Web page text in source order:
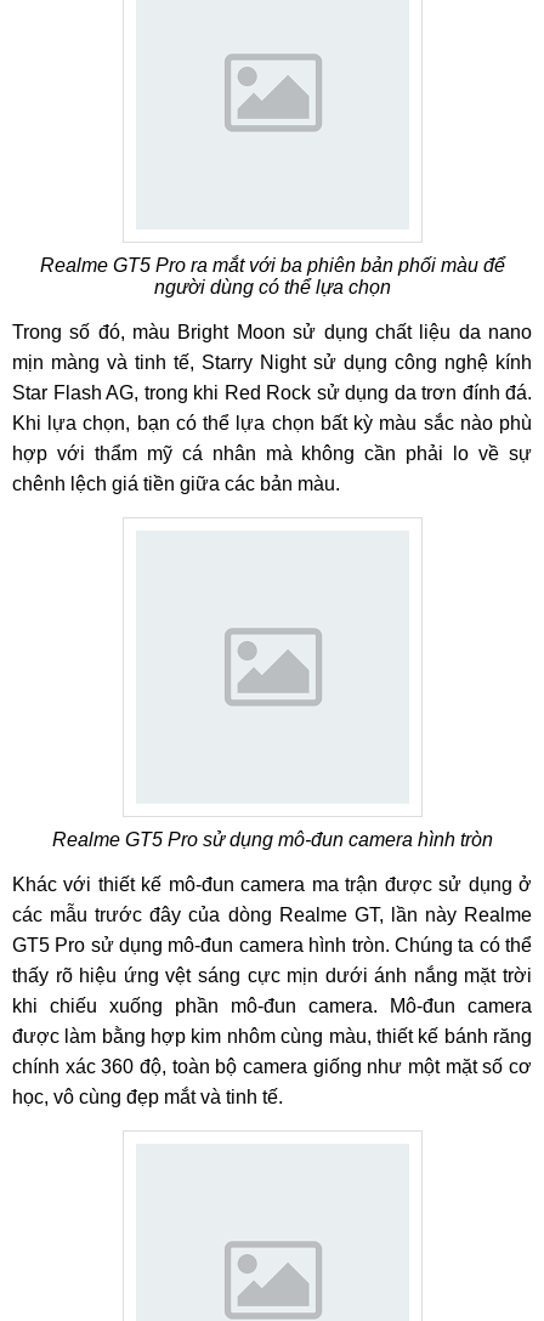
Realme GT5 Pro ra mắt với ba phiên bản phối màu để
người dùng có thể lựa chọn
Trong số đó, màu Bright Moon sử dụng chất liệu da nano
mịn màng và tinh tế, Starry Night sử dụng công nghệ kính
Star Flash AG, trong khi Red Rock sử dụng da trơn đính đá.
Khi lựa chọn, bạn có thể lựa chọn bất kỳ màu sắc nào phù
hợp với thẩm mỹ cá nhân mà không cần phải lo về sự
chênh lệch giá tiền giữa các bản màu.
Realme GT5 Pro sử dụng mô-đun camera hình tròn
Khác với thiết kế mô-đun camera ma trận được sử dụng ở
các mẫu trước đây của dòng Realme GT, lần này Realme
GT5 Pro sử dụng mô-đun camera hình tròn. Chúng ta có thể
thấy rõ hiệu ứng vệt sáng cực mịn dưới ánh nắng mặt trời
khi chiếu xuống phần mô-đun camera. Mô-đun camera
được làm bằng hợp kim nhôm cùng màu, thiết kế bánh răng
chính xác 360 độ, toàn bộ camera giống như một mặt số cơ
học, vô cùng đẹp mắt và tinh tế.